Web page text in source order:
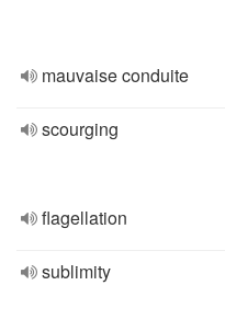
mauvaise conduite
scourging
flagellation
sublimity